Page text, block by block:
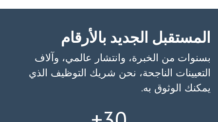
المستقبل الجديد بالأرقام
بسنوات من الخبرة، وانتشار عالمي، وآلاف
التعيينات الناجحة، نحن شريك التوظيف الذي
يمكنك الوثوق به.